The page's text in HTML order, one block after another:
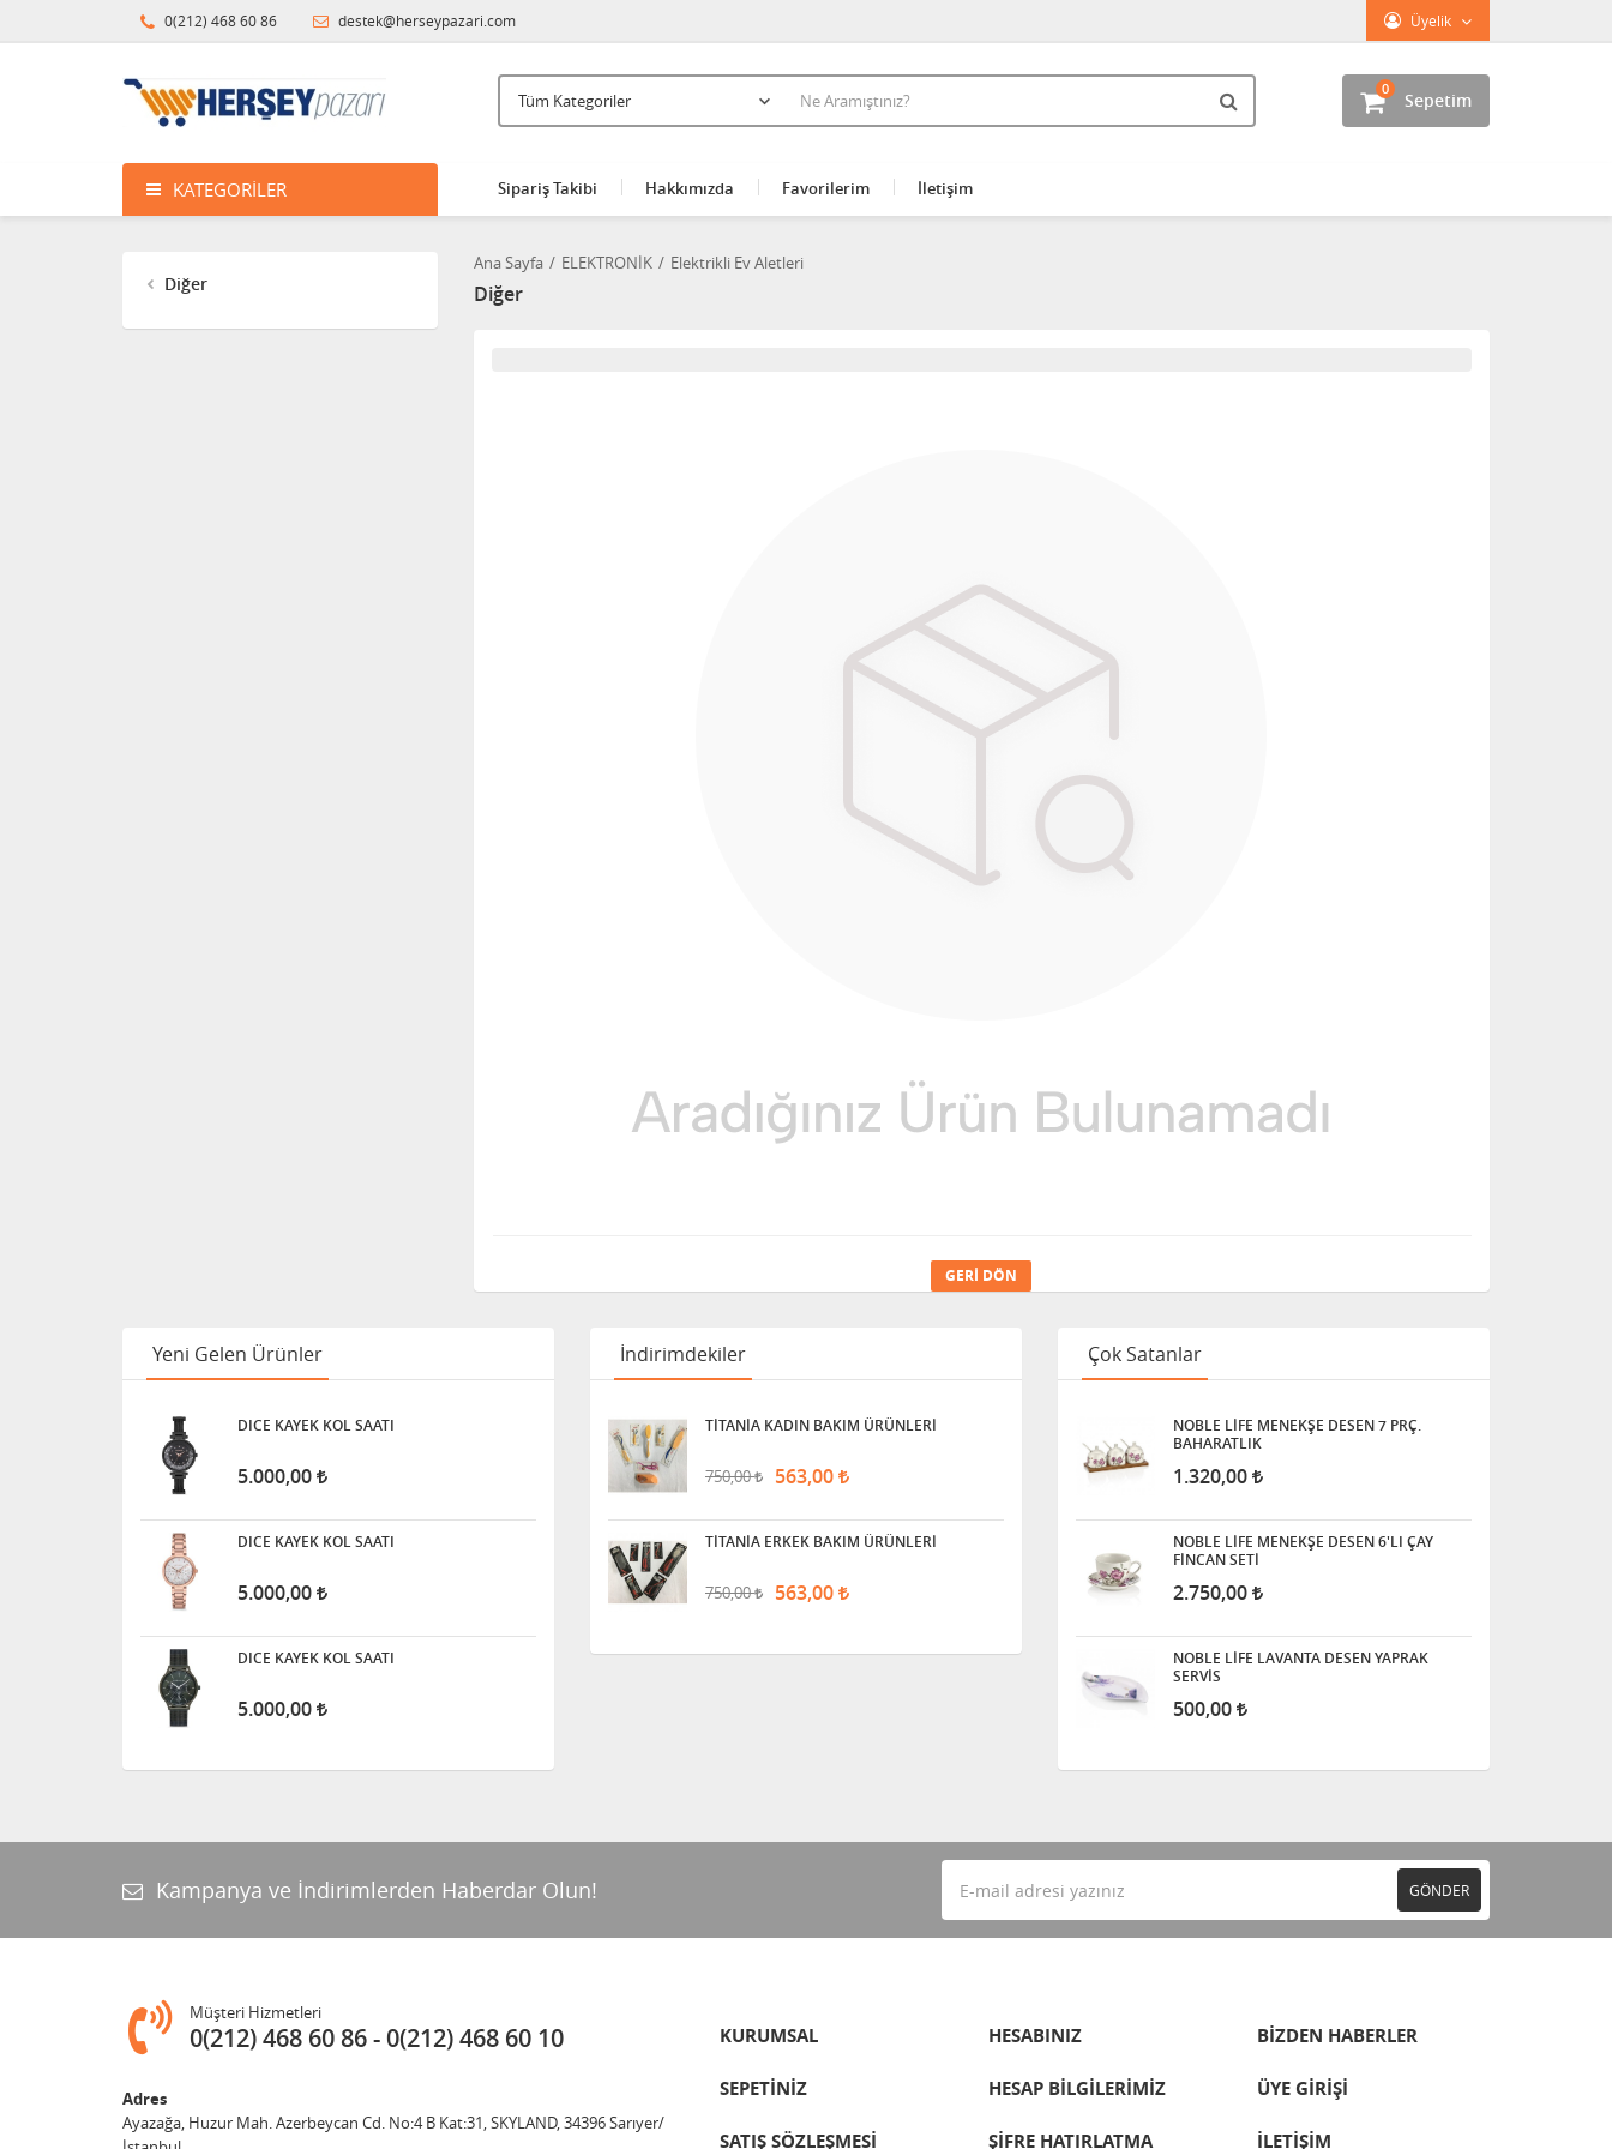
0(212) 468 60 86 destek@herseypazari.com Üyelik
Sepetim
0
KATEGORILER Sipariş Takibi Hakkımızda Favorilerim İletişim
Diğer
Ana Sayfa ELEKTRONİK Elektrikli Ev Aletleri
Diğer
GERI DÖN
Yeni Gelen Ürünler
DICE KAYEK KOL SAATI
5.000,00
DICE KAYEK KOL SAATI
5.000,00
DICE KAYEK KOL SAATI
5.000,00
İndirimdekiler
TİTANİA KADIN BAKIM ÜRÜNLERİ
750,00 563,00
TİTANİA ERKEK BAKIM ÜRÜNLERİ
750,00 563,00
Çok Satanlar
NOBLE LİFE MENEKŞE DESEN 7 PRÇ.
BAHARATLIK
1.320,00
NOBLE LİFE MENEKŞE DESEN 6'LI ÇAY
FİNCAN SETİ
2.750,00
NOBLE LİFE LAVANTA DESEN YAPRAK
SERVİS
500,00
Kampanya ve İndirimlerden Haberdar Olun! GÖNDER
Müşteri Hizmetleri
0(212) 468 60 86 0(212) 468 60 10
Adres
Ayazağa, Huzur Mah. Azerbeycan Cd. No:4 B Kat:31, SKYLAND, 34396 Sarıyer/
KURUMSAL HESABINIZ BİZDEN HABERLER
SEPETİNİZ HESAP BİLGİLERİMİZ ÜYE GİRİŞİ
SATIŞ SÖZLEŞMESİ ŞİFRE HATIRLATMA İLETİŞİM